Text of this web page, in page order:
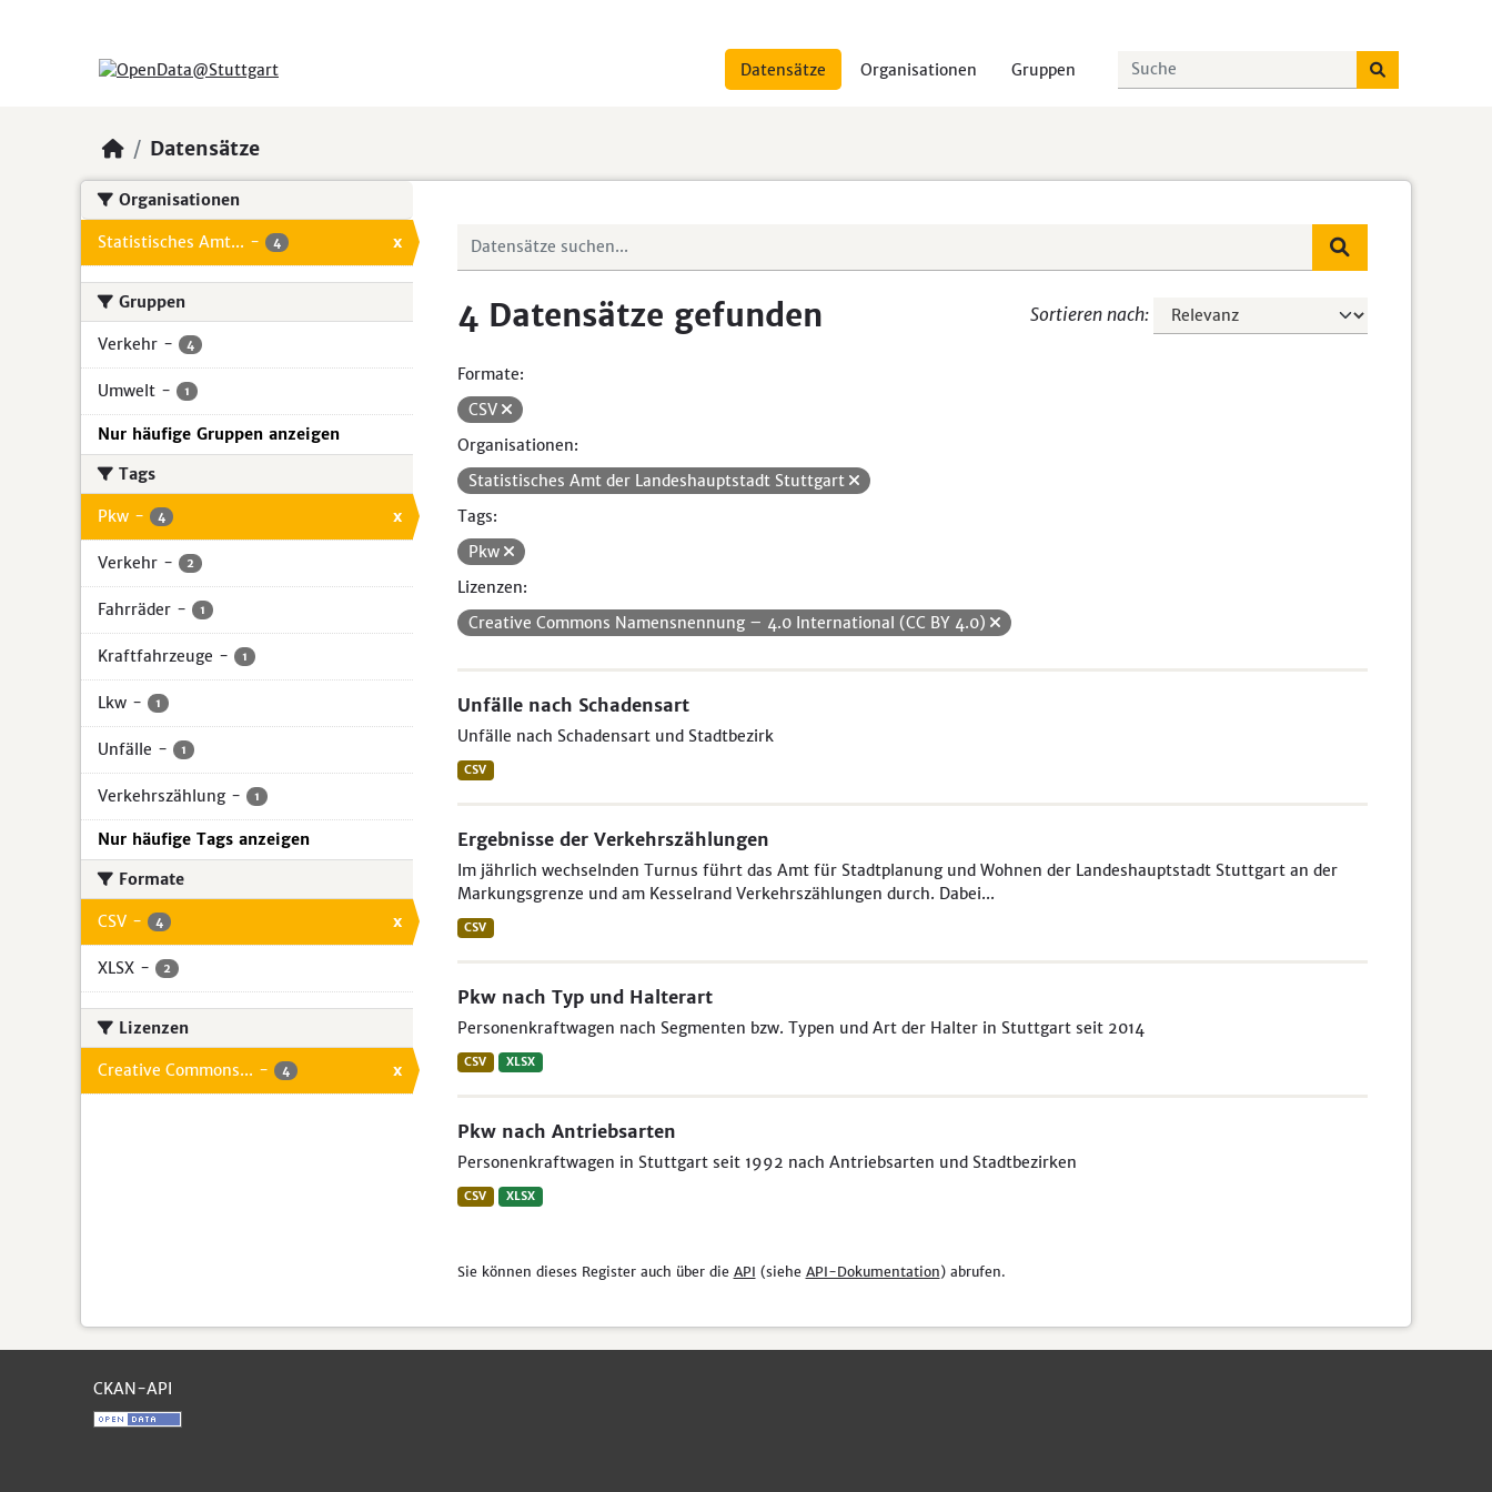
Datensätze Organisationen Gruppen
Datensätze
Organisationen
Statistisches Amt... - 4 x
Gruppen
Verkehr - 4
Umwelt - 1
Nur häufige Gruppen anzeigen
Tags
Pkw - 4 x
Verkehr - 2
Fahrräder - 1
Kraftfahrzeuge - 1
Lkw - 1
Unfälle - 1
Verkehrszählung - 1
Nur häufige Tags anzeigen
Formate
CSV - 4 x
XLSX - 2
Lizenzen
Creative Commons... - 4 x
Sortieren nach
4 Datensätze gefunden
Formate:
CSV
Organisationen:
Statistisches Amt der Landeshauptstadt Stuttgart
Tags:
Pkw
Lizenzen:
Creative Commons Namensnennung – 4.0 International (CC BY 4.0)
Unfälle nach Schadensart
Unfälle nach Schadensart und Stadtbezirk
CSV
Ergebnisse der Verkehrszählungen
Im jährlich wechselnden Turnus führt das Amt für Stadtplanung und Wohnen der Landeshauptstadt Stuttgart an der
Markungsgrenze und am Kesselrand Verkehrszählungen durch. Dabei...
CSV
Pkw nach Typ und Halterart
Personenkraftwagen nach Segmenten bzw. Typen und Art der Halter in Stuttgart seit 2014
CSV XLSX
Pkw nach Antriebsarten
Personenkraftwagen in Stuttgart seit 1992 nach Antriebsarten und Stadtbezirken
CSV XLSX
Sie können dieses Register auch über die API (siehe API-Dokumentation) abrufen.
CKAN-API